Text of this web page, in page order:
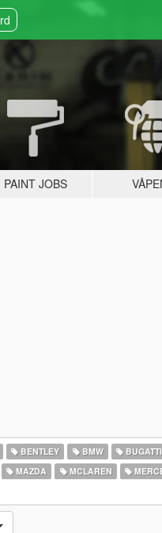
PAINT JOBS
BENTLEY BMW BUGATTI
MAZDA MCLAREN